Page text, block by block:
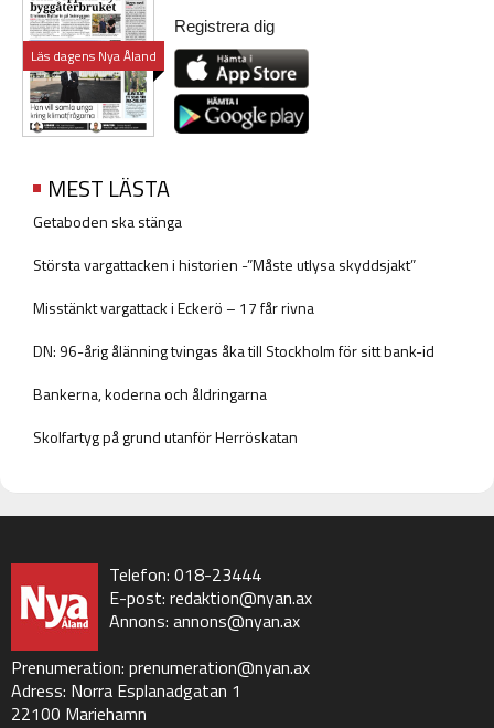
Läs dagens Nya Åland
Registrera dig
MEST LÄSTA
Getaboden ska stänga
Största vargattacken i historien -”Måste utlysa skyddsjakt”
Misstänkt vargattack i Eckerö – 17 får rivna
DN: 96-årig ålänning tvingas åka till Stockholm för sitt bank-id
Bankerna, koderna och åldringarna
Skolfartyg på grund utanför Herröskatan
Telefon: 018-23444
E-post: redaktion@nyan.ax
Annons: annons@nyan.ax
Prenumeration: prenumeration@nyan.ax
Adress: Norra Esplanadgatan 1
22100 Mariehamn